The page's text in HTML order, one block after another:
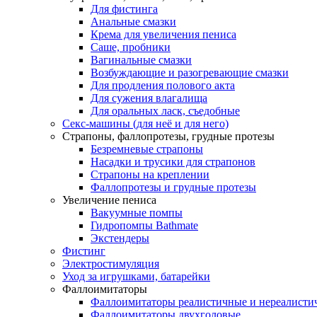
Для фистинга
Анальные смазки
Крема для увеличения пениса
Саше, пробники
Вагинальные смазки
Возбуждающие и разогревающие смазки
Для продления полового акта
Для сужения влагалища
Для оральных ласк, съедобные
Секс-машины (для неё и для него)
Страпоны, фаллопротезы, грудные протезы
Безремневые страпоны
Насадки и трусики для страпонов
Страпоны на креплении
Фаллопротезы и грудные протезы
Увеличение пениса
Вакуумные помпы
Гидропомпы Bathmate
Экстендеры
Фистинг
Электростимуляция
Уход за игрушками, батарейки
Фаллоимитаторы
Фаллоимитаторы реалистичные и
Фаллоимитаторы двухголовые